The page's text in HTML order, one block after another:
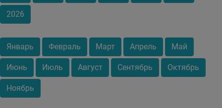
2026
Январь Февраль Март Апрель Май
Июнь Июль Август Сентябрь Октябрь
Ноябрь